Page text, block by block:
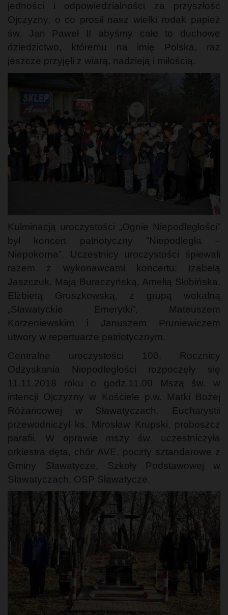
jedności i odpowiedzialności za przyszłość
Ojczyzny, o co prosił nasz wielki rodak papież
św. Jan Paweł II abyśmy całe to duchowe
dziedzictwo, któremu na imię Polska, raz
jeszcze przyjęli z wiarą, nadzieją i miłością.
Kulminacją uroczystości „Ognie Niepodległości”
był koncert patriotyczny ”Niepodległa –
Niepokorna”. Uczestnicy uroczystości śpiewali
razem z wykonawcami koncertu: Izabelą
Jaszczuk, Mają Buraczyńską, Amelią Skibińska,
Elżbietą Gruszkowską, z grupą wokalną
„Sławatyckie Emerytki”, Mateuszem
Korzeniewskim i Januszem Pruniewiczem
utwory w repertuarze patriotycznym.
Centralne uroczystości 100. Rocznicy
Odzyskania Niepodległości rozpoczęły się
11.11.2018 roku o godz.11.00 Mszą św. w
intencji Ojczyzny w Kościele p.w. Matki Bożej
Różańcowej w Sławatyczach. Eucharystii
przewodniczył ks. Mirosław Krupski, proboszcz
parafii. W oprawie mszy św. uczestniczyła
orkiestra dęta, chór AVE, poczty sztandarowe z
Gminy Sławatycze, Szkoły Podstawowej w
Sławatyczach, OSP Sławatycze.